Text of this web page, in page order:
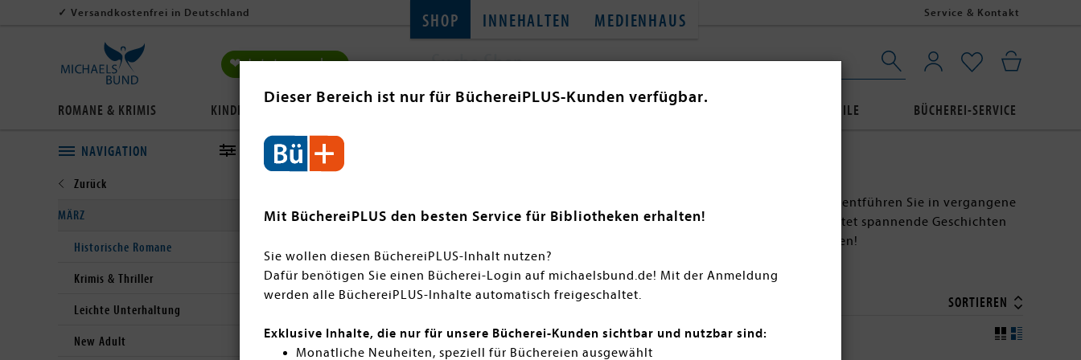
SHOP INNEHALTEN MEDIENHAUS
✓ Versandkostenfrei in Deutschland Service & Kontakt
❤ Jetzt spenden
ROMANE & KRIMIS KINDER- & JUGENDBÜCHER BUCHPROFILE BÜCHEREI-SERVICE
Dieser Bereich ist nur für BüchereiPLUS-Kunden verfügbar.
Mit BüchereiPLUS den besten Service für Bibliotheken erhalten!
Sie wollen diesen BüchereiPLUS-Inhalt nutzen?
Dafür benötigen Sie einen Bücherei-Login auf michaelsbund.de! Mit der Anmeldung
werden alle BüchereiPLUS-Inhalte automatisch freigeschaltet.
Exklusive Inhalte, die nur für unsere Bücherei-Kunden sichtbar und nutzbar sind:
Monatliche Neuheiten, speziell für Büchereien ausgewählt
NAVIGATION FILTERN
Close submenu
MÄRZ
Historische Romane
Krimis & Thriller
Leichte Unterhaltung
New Adult
Entdecken Sie fesselnde Historische Romane der monatlichen Neuheiten. Diese Romane entführen Sie in vergangene
Zeiten. Von großen Epochen bis zu bewegenden Einzelschicksalen – unsere Auswahl bietet spannende Geschichten
mit Tiefe und Atmosphäre. Jetzt bequem online bestellen und Geschichte hautnah erleben!
SORTIEREN
44 Artikel